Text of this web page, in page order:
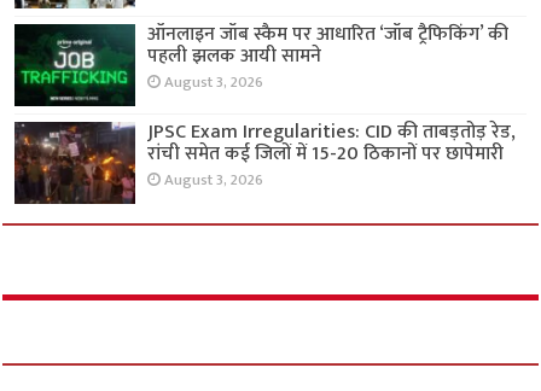
ऑनलाइन जॉब स्कैम पर आधारित ‘जॉब ट्रैफिकिंग’ की
पहली झलक आयी सामने
August 3, 2026
JPSC Exam Irregularities: CID की ताबड़तोड़ रेड,
रांची समेत कई जिलों में 15-20 ठिकानों पर छापेमारी
August 3, 2026